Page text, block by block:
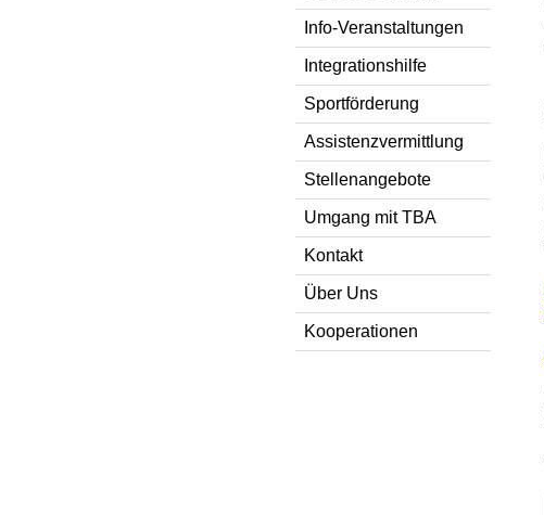
Info-Veranstaltungen
Integrationshilfe
Sportförderung
Assistenzvermittlung
Stellenangebote
Umgang mit TBA
Kontakt
Über Uns
Kooperationen